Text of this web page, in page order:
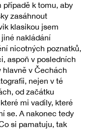
případě k tomu, aby
zasáhnout
klasikou jsem
nakládání
nicotných poznatků,
aspoň v posledních
v Čechách
nejen v té
od začátku
mi vadily, které
se. A nakonec tedy
si pamatuju, tak